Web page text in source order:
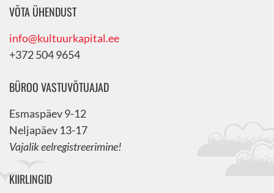
VÕTA ÜHENDUST
info@kultuurkapital.ee
+372 504 9654
BÜROO VASTUVÕTUAJAD
Esmaspäev 9-12
Neljapäev 13-17
Vajalik eelregistreerimine!
KIIRLINGID